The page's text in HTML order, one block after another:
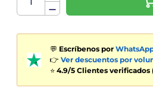
💬 Escríbenos por
👉 Ver descuentos por
⭐ 4.9/5 Clientes verificados